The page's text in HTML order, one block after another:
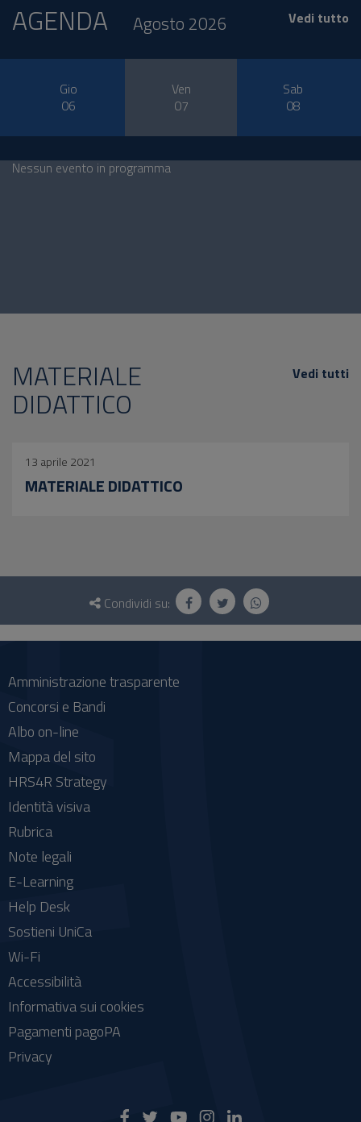
AGENDA Agosto 2026 Vedi tutto
Gio
06
Ven
07
Sab
08
Nessun evento in programma
MATERIALE
DIDATTICO
Vedi tutti
13 aprile 2021
MATERIALE DIDATTICO
Questionario
social
Condividi su:
Amministrazione trasparente
Concorsi e Bandi
Albo on-line
Mappa del sito
HRS4R Strategy
Identità visiva
Rubrica
Note legali
E-Learning
Help Desk
Sostieni UniCa
Wi-Fi
Accessibilità
Informativa sui cookies
Pagamenti pagoPA
Privacy